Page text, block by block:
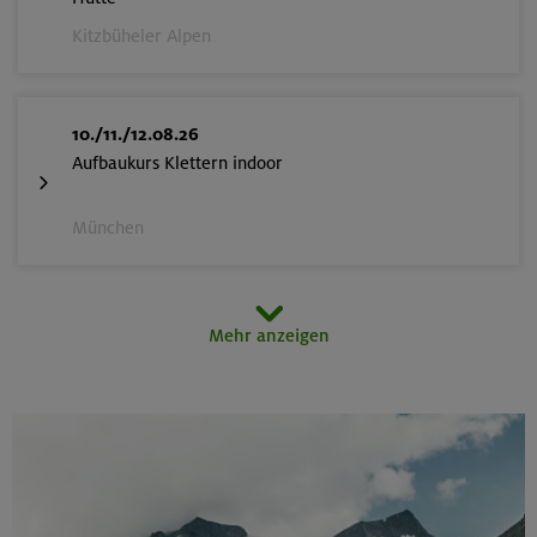
Kitzbüheler Alpen
10./11./12.08.26
Aufbaukurs Klettern indoor
München
Mehr anzeigen